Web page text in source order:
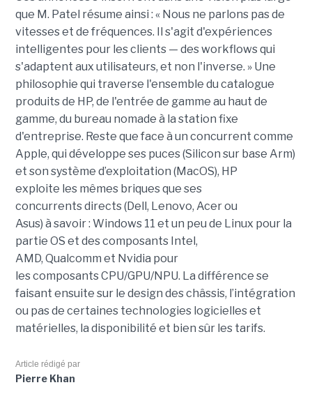
que M. Patel résume ainsi : « Nous ne parlons pas de
vitesses et de fréquences. Il s'agit d'expériences
intelligentes pour les clients — des workflows qui
s'adaptent aux utilisateurs, et non l'inverse. » Une
philosophie qui traverse l'ensemble du catalogue
produits de HP, de l'entrée de gamme au haut de
gamme, du bureau nomade à la station fixe
d'entreprise. Reste que face à un concurrent comme
Apple, qui développe ses puces (Silicon sur base Arm)
et son système d’exploitation (MacOS), HP
exploite les mêmes briques que ses
concurrents directs (Dell, Lenovo, Acer ou
Asus) à savoir : Windows 11 et un peu de Linux pour la
partie OS et des composants Intel,
AMD, Qualcomm et Nvidia pour
les composants CPU/GPU/NPU. La différence se
faisant ensuite sur le design des châssis, l’intégration
ou pas de certaines technologies logicielles et
matérielles, la disponibilité et bien sûr les tarifs.
Article rédigé par
Pierre Khan